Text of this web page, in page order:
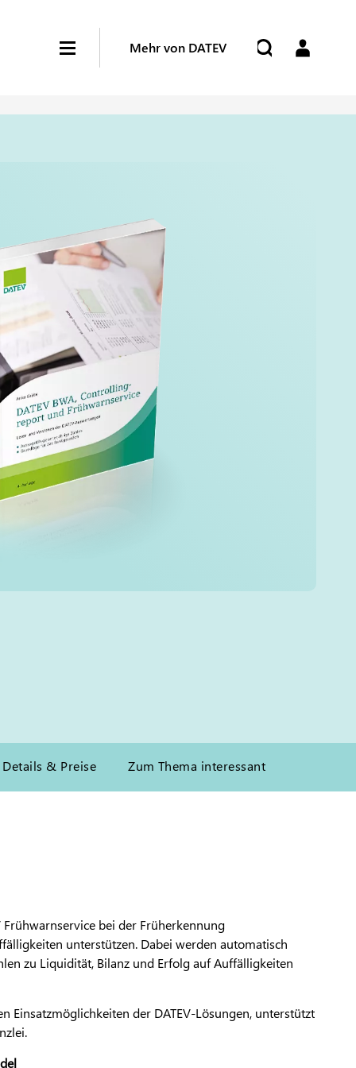
Mehr von DATEV
Details & Preise Zum Thema interessant
Frühwarnservice bei der Früherkennung
unterstützen. Dabei werden automatisch
zu Liquidität, Bilanz und Erfolg auf Auffälligkeiten
Einsatzmöglichkeiten der DATEV-Lösungen, unterstützt